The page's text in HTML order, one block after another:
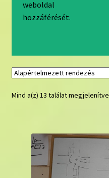
weboldal
hozzáférését.
Mind a(z) 13 találat megjelenítve